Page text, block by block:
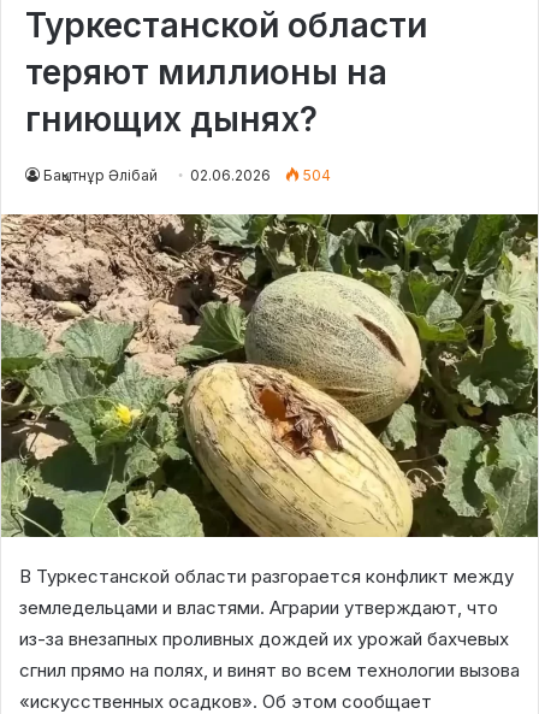
Туркестанской области
теряют миллионы на
гниющих дынях?
Бақытнұр Әлібай 02.06.2026 504
В Туркестанской области разгорается конфликт между
земледельцами и властями. Аграрии утверждают, что
из-за внезапных проливных дождей их урожай бахчевых
сгнил прямо на полях, и винят во всем технологии вызова
«искусственных осадков». Об этом сообщает